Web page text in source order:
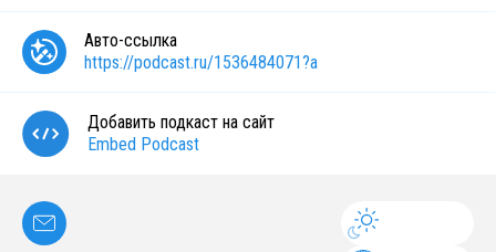
Авто-ссылка
https://podcast.ru/1536484071?a
Добавить подкаст на сайт
Embed Podcast